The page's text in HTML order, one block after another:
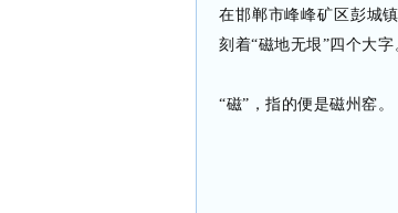
在邯郸市峰峰矿区彭城
刻着“磁地无垠”四个大字
“磁”，指的便是磁州窑。